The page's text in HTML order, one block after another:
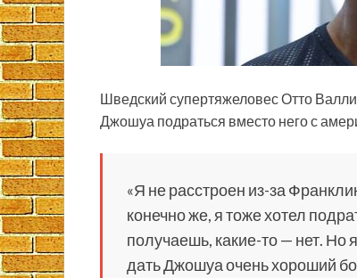
Шведский супертяжеловес Отто
Джошуа подраться вместо него с
«Я не расстроен из-за
конечно же, я тоже хотел
получаешь, какие-то — нет. Но
дать Джошуа очень хороший